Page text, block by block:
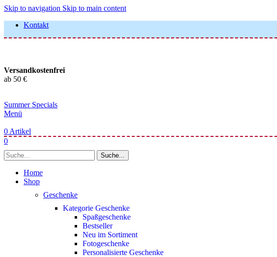
Skip to navigation Skip to main content
Kontakt
Versandkostenfrei
ab 50 €
Summer Specials
Menü
0 Artikel
0
Suche...
Home
Shop
Geschenke
Kategorie Geschenke
Spaßgeschenke
Bestseller
Neu im Sortiment
Fotogeschenke
Personalisierte Geschenke